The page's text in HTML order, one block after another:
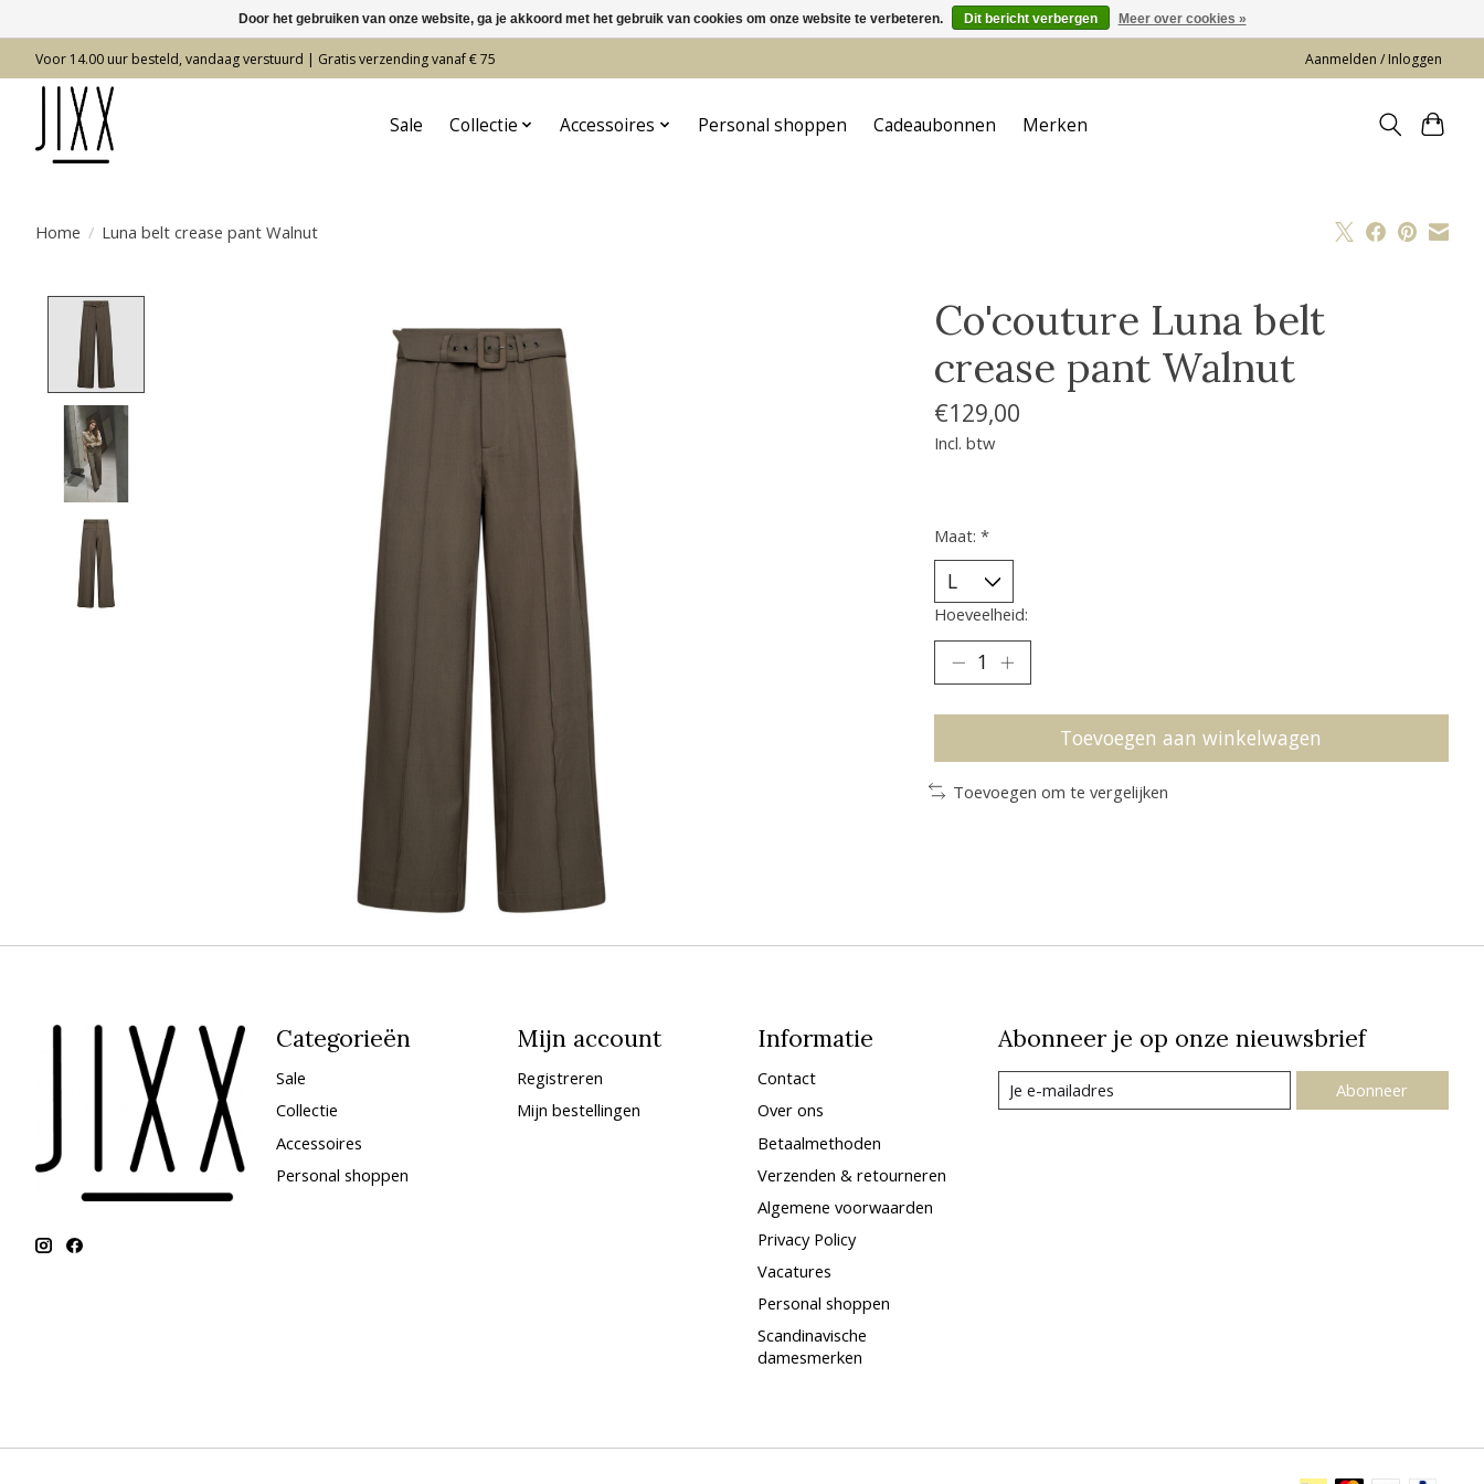
Voor 14.00 uur besteld, vandaag verstuurd | Gratis verzending vanaf € 75 Aanmelden / Inloggen
Sale Collectie Accessoires Personal shoppen Cadeaubonnen Merken
Home / Luna belt crease pant Walnut
Co'couture Luna belt
crease pant Walnut
€129,00
Incl. btw
Maat: *
Hoeveelheid:
Toevoegen aan winkelwagen
Toevoegen om te vergelijken
Categorieën
Sale
Collectie
Accessoires
Personal shoppen
Mijn account
Registreren
Mijn bestellingen
Informatie
Contact
Over ons
Betaalmethoden
Verzenden & retourneren
Algemene voorwaarden
Privacy Policy
Vacatures
Personal shoppen
Scandinavische
damesmerken
Abonneer je op onze nieuwsbrief
Abonneer
Door het gebruiken van onze website, ga je akkoord met het gebruik van cookies om onze website te verbeteren. Dit bericht verbergen Meer over cookies »